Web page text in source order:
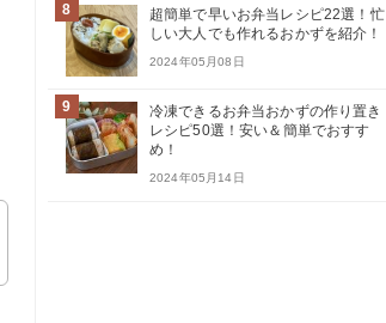
8
超簡単で早いお弁当レシピ22選！忙
しい大人でも作れるおかずを紹介！
2024年05月08日
9
冷凍できるお弁当おかずの作り置き
レシピ50選！安い＆簡単でおすす
め！
2024年05月14日